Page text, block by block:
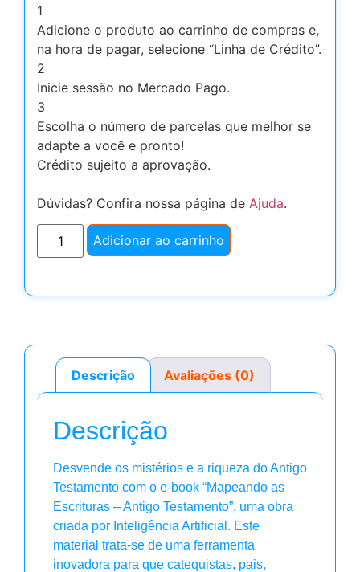
1
Adicione o produto ao carrinho de compras e,
na hora de pagar, selecione “Linha de Crédito”.
2
Inicie sessão no Mercado Pago.
3
Escolha o número de parcelas que melhor se
adapte a você e pronto!
Crédito sujeito a aprovação.
Dúvidas? Confira nossa página de Ajuda.
Adicionar ao carrinho
Descrição Avaliações (0)
Descrição
Desvende os mistérios e a riqueza do Antigo
Testamento com o e-book “Mapeando as
Escrituras – Antigo Testamento”, uma obra
criada por Inteligência Artificial. Este
material trata-se de uma ferramenta
inovadora para que catequistas, pais,